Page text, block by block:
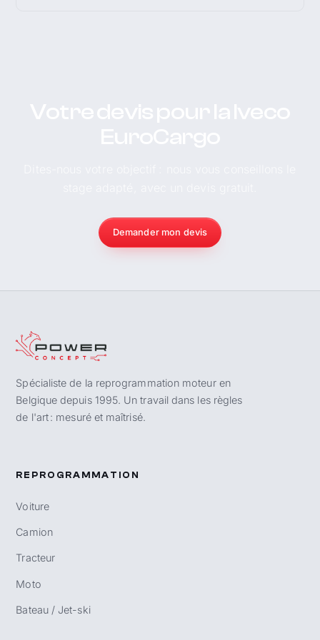
Demander mon devis
Spécialiste de la reprogrammation moteur en
Belgique depuis 1995. Un travail dans les règles
de l'art : mesuré et maîtrisé.
REPROGRAMMATION
Voiture
Camion
Tracteur
Moto
Bateau / Jet-ski